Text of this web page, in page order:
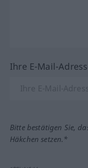
Ihre E-Mail-
Bitte bestätigen Sie,
Häkchen setzen.*